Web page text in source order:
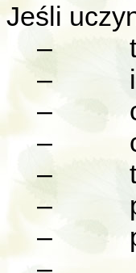
Jeśli
–
–
–
–
–
–
–